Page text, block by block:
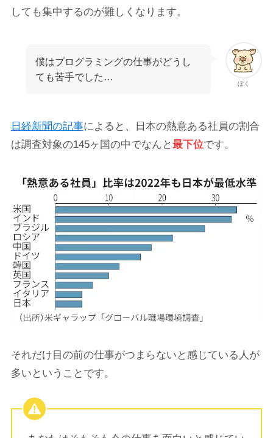
しても集中するのが難しくなります。
ぼく
僕はプログラミングの仕事がどうし
ても苦手でした…
日経新聞の記事によると、日本の熱意ある社員の割合
は調査対象の145ヶ国の中でなんと最下位です。
それだけ目の前の仕事がつまらないと感じている人が
多いということです。